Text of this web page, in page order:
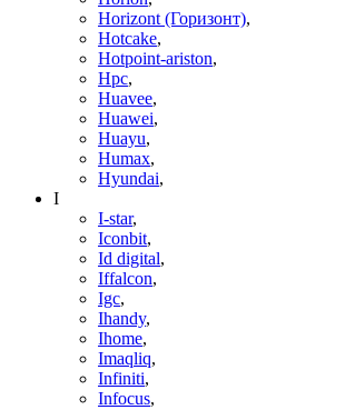
Horizont (Горизонт),
Hotcake,
Hotpoint-ariston,
Hpc,
Huavee,
Huawei,
Huayu,
Humax,
Hyundai,
I
I-star,
Iconbit,
Id digital,
Iffalcon,
Igc,
Ihandy,
Ihome,
Imaqliq,
Infiniti,
Infocus,